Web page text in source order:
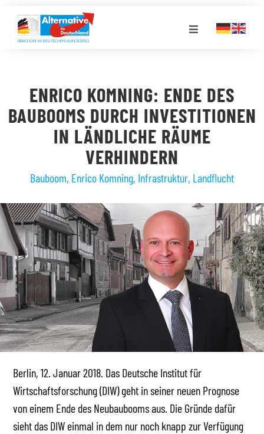
Inhalt
springen
Toggle
LANDESGRUPPEN
VERANSTALTUNGEN
PRESSE
STELLENPORTAL
MEDIATHEK
ENRICO KOMNING: ENDE DES
BAUBOOMS DURCH INVESTITIONEN
IN LÄNDLICHE RÄUME
VERHINDERN
Bauboom, Enrico Komning, Infrastruktur, Landflucht
Berlin, 12. Januar 2018. Das Deutsche Institut für
Wirtschaftsforschung (DIW) geht in seiner neuen Prognose
von einem Ende des Neubaubooms aus. Die Gründe dafür
sieht das DIW einmal in dem nur noch knapp zur Verfügung